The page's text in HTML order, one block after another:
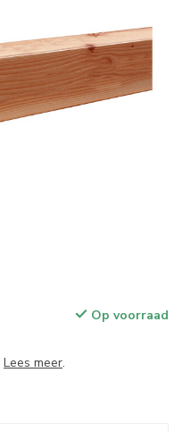
Op voorraad
Lees meer.